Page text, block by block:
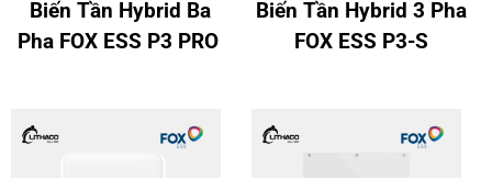
Biến Tần Hybrid Ba
Pha FOX ESS P3 PRO
Biến Tần Hybrid 3 Pha
FOX ESS P3-S